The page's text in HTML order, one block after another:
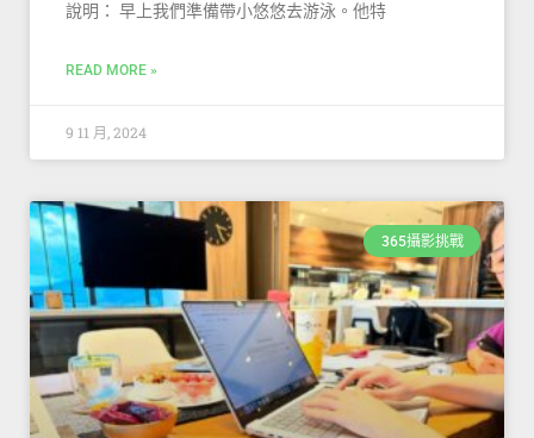
說明： 早上我們準備帶小悠悠去游泳。他特
READ MORE »
9 11 月, 2024
365攝影挑戰